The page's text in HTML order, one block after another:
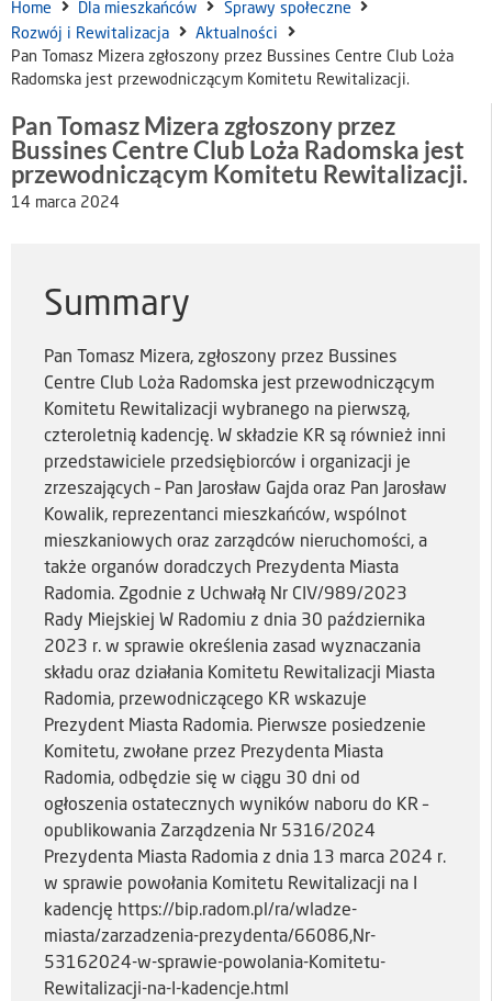
Home Dla mieszkańców
Sprawy społeczne
Rozwój i Rewitalizacja
Aktualności
Pan Tomasz Mizera zgłoszony przez Bussines Centre Club Loża
Radomska jest przewodniczącym Komitetu Rewitalizacji.
Pan Tomasz Mizera zgłoszony przez
Bussines Centre Club Loża Radomska jest
przewodniczącym Komitetu Rewitalizacji.
14 marca 2024
Summary
Pan Tomasz Mizera, zgłoszony przez Bussines
Centre Club Loża Radomska jest przewodniczącym
Komitetu Rewitalizacji wybranego na pierwszą,
czteroletnią kadencję. W składzie KR są również inni
przedstawiciele przedsiębiorców i organizacji je
zrzeszających – Pan Jarosław Gajda oraz Pan Jarosław
Kowalik, reprezentanci mieszkańców, wspólnot
mieszkaniowych oraz zarządców nieruchomości, a
także organów doradczych Prezydenta Miasta
Radomia. Zgodnie z Uchwałą Nr CIV/989/2023
Rady Miejskiej W Radomiu z dnia 30 października
2023 r. w sprawie określenia zasad wyznaczania
składu oraz działania Komitetu Rewitalizacji Miasta
Radomia, przewodniczącego KR wskazuje
Prezydent Miasta Radomia. Pierwsze posiedzenie
Komitetu, zwołane przez Prezydenta Miasta
Radomia, odbędzie się w ciągu 30 dni od
ogłoszenia ostatecznych wyników naboru do KR –
opublikowania Zarządzenia Nr 5316/2024
Prezydenta Miasta Radomia z dnia 13 marca 2024 r.
w sprawie powołania Komitetu Rewitalizacji na I
kadencję https://bip.radom.pl/ra/wladze-
miasta/zarzadzenia-prezydenta/66086,Nr-
53162024-w-sprawie-powolania-Komitetu-
Rewitalizacji-na-I-kadencje.html